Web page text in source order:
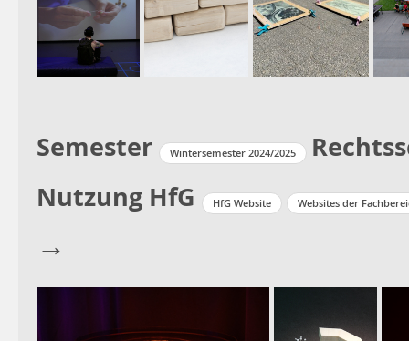
Semester Wintersemester 2024/2025
Nutzung HfG
HfG Website Websites der
→